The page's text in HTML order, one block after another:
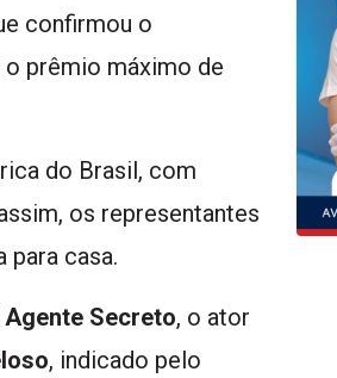
confirmou o
o prêmio máximo de
do Brasil, com
os representantes
para casa.
Agente Secreto, o ator
, indicado pelo